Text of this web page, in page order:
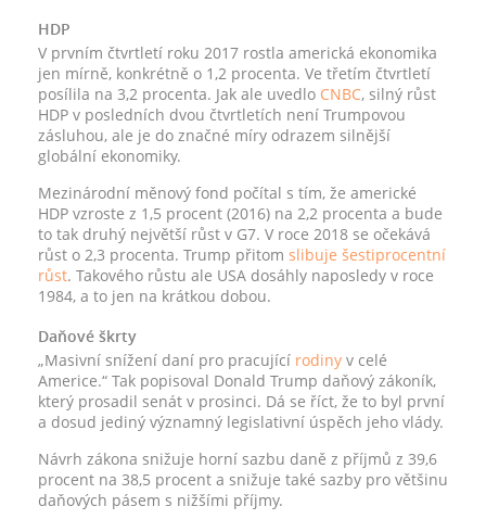
HDP
V prvním čtvrtletí roku 2017 rostla americká ekonomika
jen mírně, konkrétně o 1,2 procenta. Ve třetím čtvrtletí
posílila na 3,2 procenta. Jak ale uvedlo CNBC, silný růst
HDP v posledních dvou čtvrtletích není Trumpovou
zásluhou, ale je do značné míry odrazem silnější
globální ekonomiky.
Mezinárodní měnový fond počítal s tím, že americké
HDP vzroste z 1,5 procent (2016) na 2,2 procenta a bude
to tak druhý největší růst v G7. V roce 2018 se očekává
růst o 2,3 procenta. Trump přitom slibuje šestiprocentní
růst. Takového růstu ale USA dosáhly naposledy v roce
1984, a to jen na krátkou dobou.
Daňové škrty
„Masivní snížení daní pro pracující rodiny v celé
Americe.“ Tak popisoval Donald Trump daňový zákoník,
který prosadil senát v prosinci. Dá se říct, že to byl první
a dosud jediný významný legislativní úspěch jeho vlády.
Návrh zákona snižuje horní sazbu daně z příjmů z 39,6
procent na 38,5 procent a snižuje také sazby pro většinu
daňových pásem s nižšími příjmy.